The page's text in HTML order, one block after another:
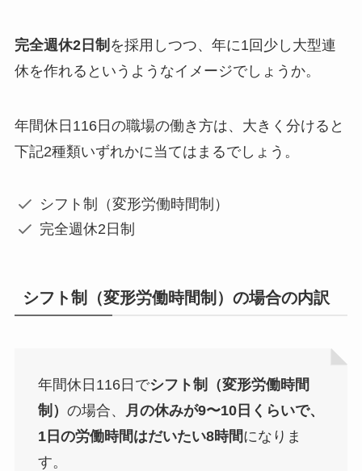
完全週休2日制 を採用しつつ、年に1回少し大型連
休を作れるというようなイメージでしょうか。
年間休日116日の職場の働き方は、大きく分けると
下記2種類いずれかに当てはまるでしょう。
シフト制（変形労働時間制）
完全週休2日制
シフト制（変形労働時間制）の場合の内訳
年間休日116日でシフト制（変形労働時間
制） の場合、
月の休みが9〜10日くらいで、
1日の労働時間はだいたい8時間になりま
す。